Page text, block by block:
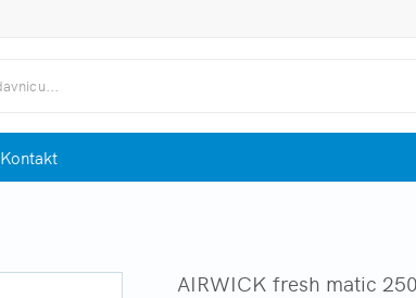
Kontakt
AIRWICK fresh matic